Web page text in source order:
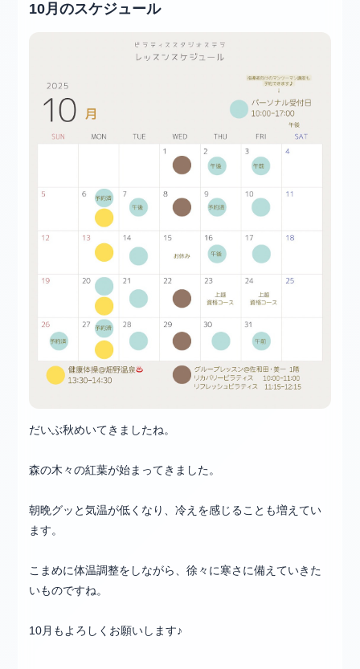
10月のスケジュール
だいぶ秋めいてきましたね。
森の木々の紅葉が始まってきました。
朝晩グッと気温が低くなり、冷えを感じることも増えてい
ます。
こまめに体温調整をしながら、徐々に寒さに備えていきた
いものですね。
10月もよろしくお願いします♪